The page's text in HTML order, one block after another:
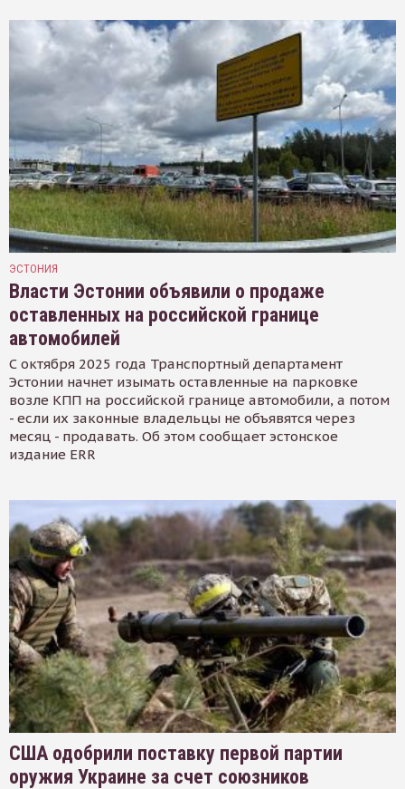
ЭСТОНИЯ
Власти Эстонии объявили о продаже
оставленных на российской границе
автомобилей
С октября 2025 года Транспортный департамент
Эстонии начнет изымать оставленные на парковке
возле КПП на российской границе автомобили, а потом
- если их законные владельцы не объявятся через
месяц - продавать. Об этом сообщает эстонское
издание ERR
США одобрили поставку первой партии
оружия Украине за счет союзников